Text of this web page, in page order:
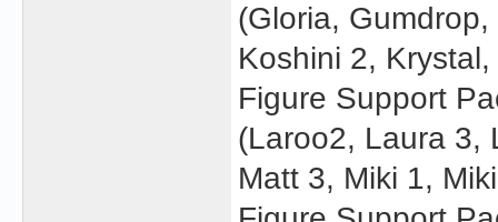
(Gloria,
Koshini 2,
Figure Support
(Laroo2, Laura 3,
Matt 3, Miki 1,